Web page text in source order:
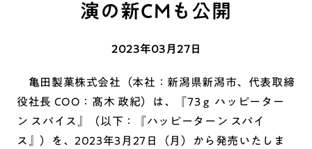
演の新CMも公開
2023年03月27日
亀田製菓株式会社（本社：新潟県新潟市、代表取締
役社長 COO：髙木 政紀）は、『73ｇ ハッピーター
ン スパイス』（以下：『ハッピーターン スパイ
ス』）を、2023年3月27日（月）から発売いたしま